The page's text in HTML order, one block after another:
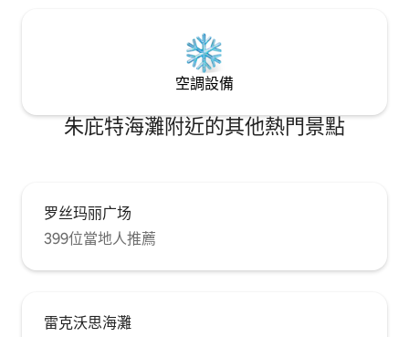
空調設備
朱庇特海灘附近的其他熱門景點
罗丝玛丽广场
399位當地人推薦
雷克沃思海灘